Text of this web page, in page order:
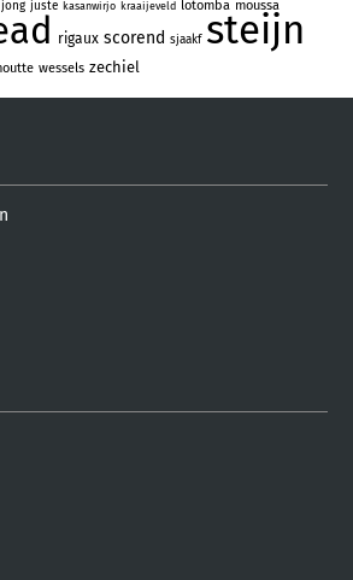
jong juste kasanwirjo kraaijeveld lotomba moussa
rigaux scorend sjaakf steijn
wessels zechiel